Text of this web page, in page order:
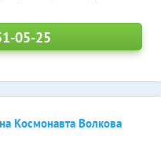
05-25
Космонавта Волкова